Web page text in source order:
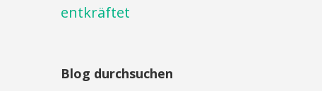
entkräftet
Blog durchsuchen